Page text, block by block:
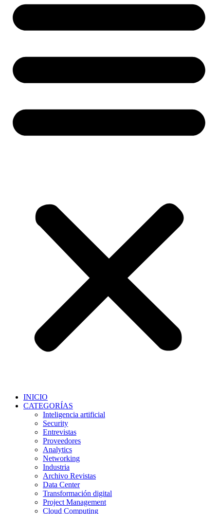
INICIO
CATEGORÍAS
Inteligencia artificial
Security
Entrevistas
Proveedores
Analytics
Networking
Industria
Archivo Revistas
Data Center
Transformación digital
Project Management
Cloud Computing